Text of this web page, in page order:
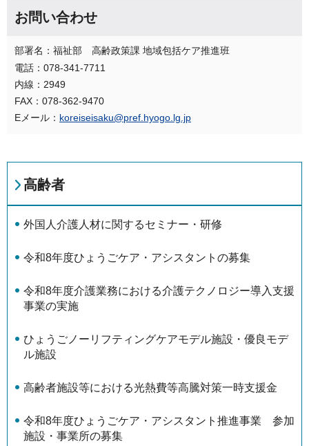
お問い合わせ
部署名：福祉部 高齢政策課 地域包括ケア推進班
電話：078-341-7711
内線：2949
FAX：078-362-9470
Eメール： koreiseisaku@pref.hyogo.lg.jp
高齢者
外国人介護人材に関するセミナー・研修
令和8年度ひょうごケア・アシスタントの募集
令和8年度介護業務における介護テクノロジー導入支援
事業の実施
ひょうごノーリフティングケアモデル施設・優良モデ
ル施設
高齢者施設等における光熱費等高騰対策一時支援金
令和8年度ひょうごケア・アシスタント推進事業 参加
施設・事業所の募集